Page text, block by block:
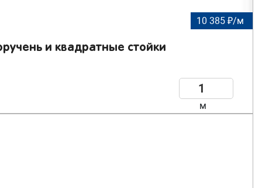
10 385 ₽/м
и квадратные стойки
м